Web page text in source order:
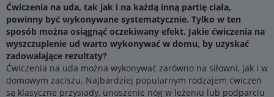
Ćwiczenia na uda, tak jak i na każdą inną partię ciała,
powinny być wykonywane systematycznie. Tylko w ten
sposób można osiągnąć oczekiwany efekt. Jakie ćwiczenia na
wyszczuplenie ud warto wykonywać w domu, by uzyskać
zadowalające rezultaty?
Ćwiczenia na uda można wykonywać zarówno na siłowni, jak i w
domowym zaciszu. Najbardziej popularnym rodzajem ćwiczeń
są klasyczne przysiady, unoszenie nóg w leżeniu lub podparciu